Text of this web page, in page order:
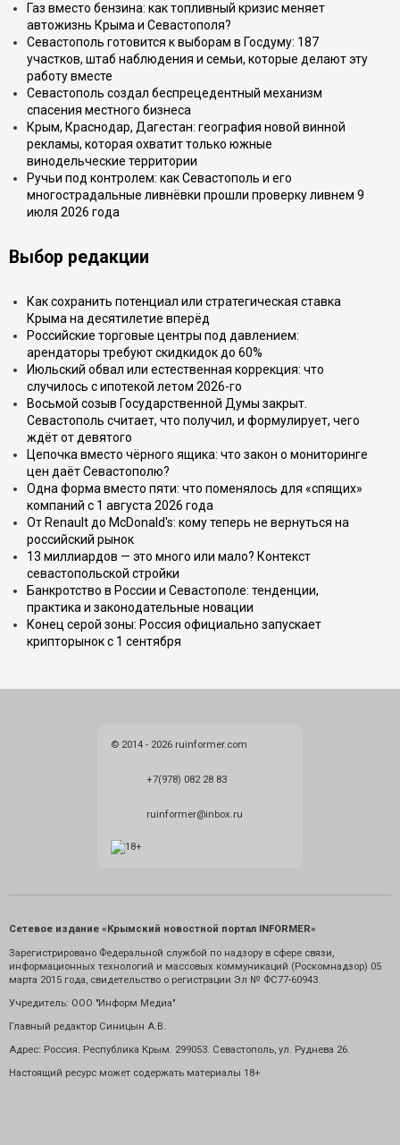
Газ вместо бензина: как топливный кризис меняет
автожизнь Крыма и Севастополя?
Севастополь готовится к выборам в Госдуму: 187
участков, штаб наблюдения и семьи, которые делают эту
работу вместе
Севастополь создал беспрецедентный механизм
спасения местного бизнеса
Крым, Краснодар, Дагестан: география новой винной
рекламы, которая охватит только южные
винодельческие территории
Ручьи под контролем: как Севастополь и его
многострадальные ливнёвки прошли проверку ливнем 9
июля 2026 года
Выбор редакции
Как сохранить потенциал или стратегическая ставка
Крыма на десятилетие вперёд
Российские торговые центры под давлением:
арендаторы требуют скидкидок до 60%
Июльский обвал или естественная коррекция: что
случилось с ипотекой летом 2026-го
Восьмой созыв Государственной Думы закрыт.
Севастополь считает, что получил, и формулирует, чего
ждёт от девятого
Цепочка вместо чёрного ящика: что закон о мониторинге
цен даёт Севастополю?
Одна форма вместо пяти: что поменялось для «спящих»
компаний с 1 августа 2026 года
От Renault до McDonald's: кому теперь не вернуться на
российский рынок
13 миллиардов — это много или мало? Контекст
севастопольской стройки
Банкротство в России и Севастополе: тенденции,
практика и законодательные новации
Конец серой зоны: Россия официально запускает
крипторынок с 1 сентября
© 2014 - 2026 ruinformer.com
+7(978) 082 28 83
ruinformer@inbox.ru
Сетевое издание «Крымский новостной портал INFORMER»
Зарегистрировано Федеральной службой по надзору в сфере связи,
информационных технологий и массовых коммуникаций (Роскомнадзор) 05
марта 2015 года, свидетельство о регистрации Эл № ФС77-60943.
Учредитель: ООО "Информ Медиа"
Главный редактор Синицын А.В.
Адрес: Россия. Республика Крым. 299053. Севастополь, ул. Руднева 26.
Настоящий ресурс может содержать материалы 18+